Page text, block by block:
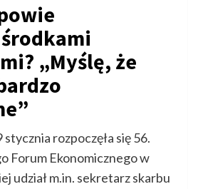
„Myślę, że
rozpoczęła się 56.
Forum Ekonomicznego w
udział m.in. sekretarz skarbu